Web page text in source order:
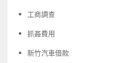
工商調查
抓姦費用
新竹汽車借款